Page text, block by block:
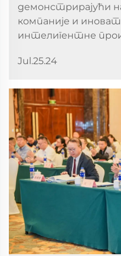
демонстрирајући
компаније и
интелигентне
Jul.25.24